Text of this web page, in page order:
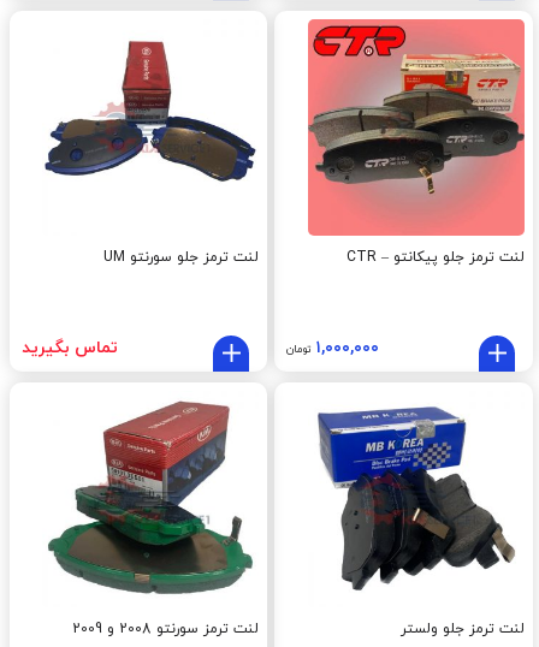
لنت ترمز جلو پیکانتو – CTR
۱,۰۰۰,۰۰۰ تومان
لنت ترمز جلو سورنتو UM
تماس بگیرید
لنت ترمز جلو ولستر لنت ترمز سورنتو 2008 و 2009